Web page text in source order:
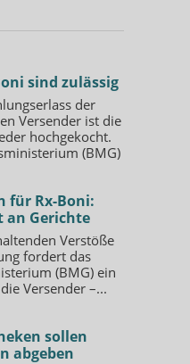
sind zulässig
der
Versender ist die
hochgekocht.
(BMG)
für Rx-Boni:
an Gerichte
Verstöße
fordert das
(BMG) ein
Versender –...
sollen
abgeben